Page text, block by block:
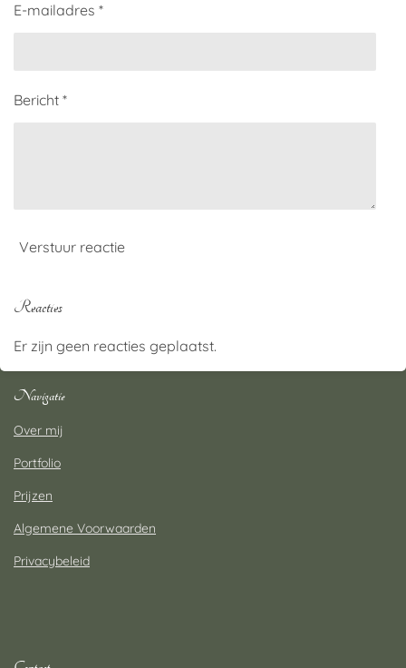
E-mailadres *
Bericht *
Verstuur reactie
Reacties
Er zijn geen reacties geplaatst.
Navigatie
Over mij
Portfolio
Prijzen
Algemene Voorwaarden
Privacybeleid